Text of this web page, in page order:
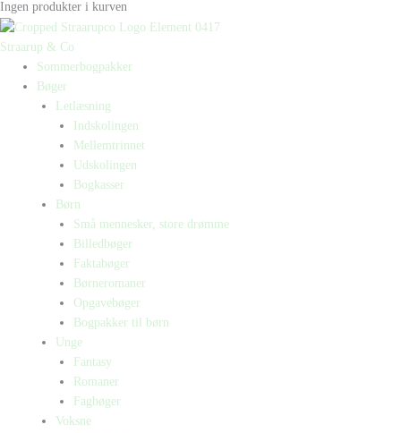
Ingen produkter i kurven
Straarup & Co
Sommerbogpakker
Bøger
Letlæsning
Indskolingen
Mellemtrinnet
Udskolingen
Bogkasser
Børn
Små mennesker, store drømme
Billedbøger
Faktabøger
Børneromaner
Opgavebøger
Bogpakker til børn
Unge
Fantasy
Romaner
Fagbøger
Voksne